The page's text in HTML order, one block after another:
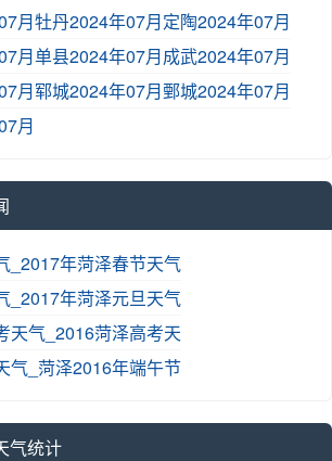
月牡丹2024年07月定陶2024年07月
月单县2024年07月成武2024年07月
月郓城2024年07月鄄城2024年07月
月
_2017年菏泽春节天气
_2017年菏泽元旦天气
天气_2016菏泽高考天
气_菏泽2016年端午节
气统计